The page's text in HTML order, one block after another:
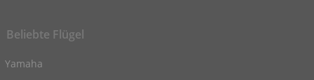
Beliebte Flügel
Yamaha